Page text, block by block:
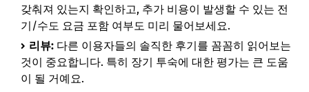
갖춰져 있는지 확인하고, 추가 비용이 발생할 수 있는 전
기/수도 요금 포함 여부도 미리 물어보세요.
리뷰: 다른 이용자들의 솔직한 후기를 꼼꼼히 읽어보는
것이 중요합니다. 특히 장기 투숙에 대한 평가는 큰 도움
이 될 거예요.